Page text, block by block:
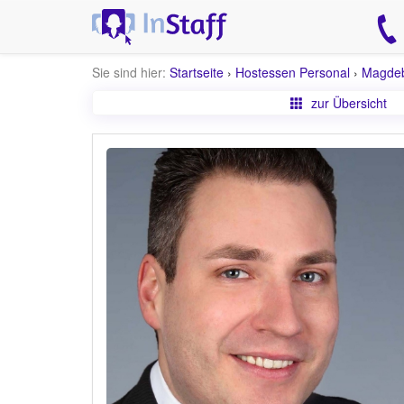
Sie sind hier: Startseite › Hostessen Personal ›
zur Übersicht